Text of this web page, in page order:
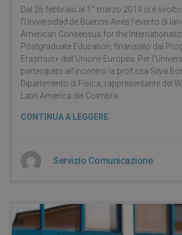
Dal 26 febbraio al 1° marzo 2019 si è
l’Universidad de Buenos Aires l’evento di
American Consensus for the
Postgraduate Education, finanziato dal
Erasmus+ dell’Unione Europea. Per
partecipato all’incontro la prof.ssa Silva
Dipartimento di Fisica, rappresentante del
Latin America del Coimbra
CONTINUA A LEGGERE
Servizio Comunicazione